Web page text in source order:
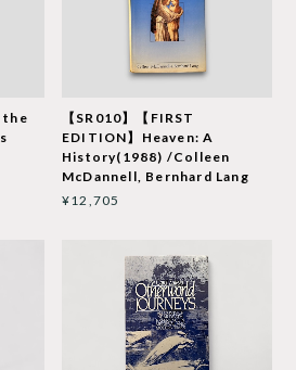
the
【SR010】【FIRST
EDITION】Heaven: A
History(1988) /Colleen
McDannell, Bernhard Lang
¥12,705